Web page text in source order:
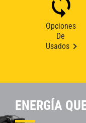
Opciones
De
Usados
ENERGÍA